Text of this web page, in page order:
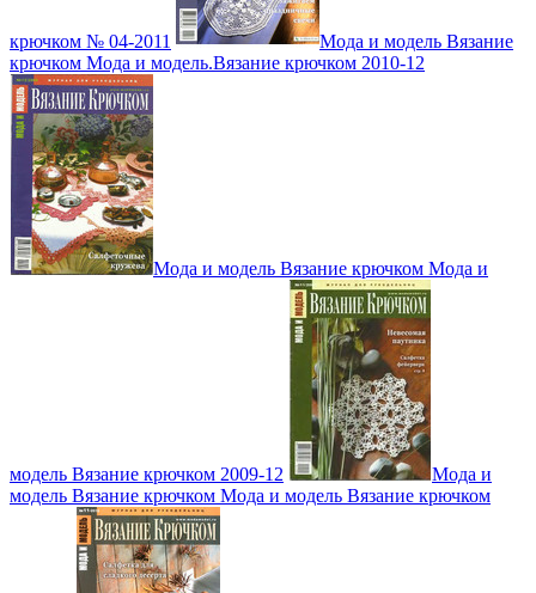
крючком № 04-2011
Мода и модель Вязание
крючком Мода и модель.Вязание крючком 2010-12
Мода и модель Вязание крючком Мода и
модель Вязание крючком 2009-12
Мода и
модель Вязание крючком Мода и модель Вязание крючком